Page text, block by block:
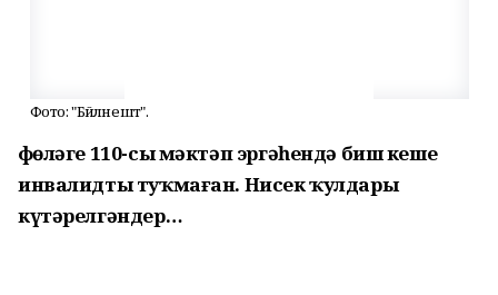
Фото: "Бәйләнештә".
Өфөләге 110-сы мәктәп эргәһендә биш кеше
инвалидты туҡмаған. Нисек ҡулдары
күтәрелгәндер…